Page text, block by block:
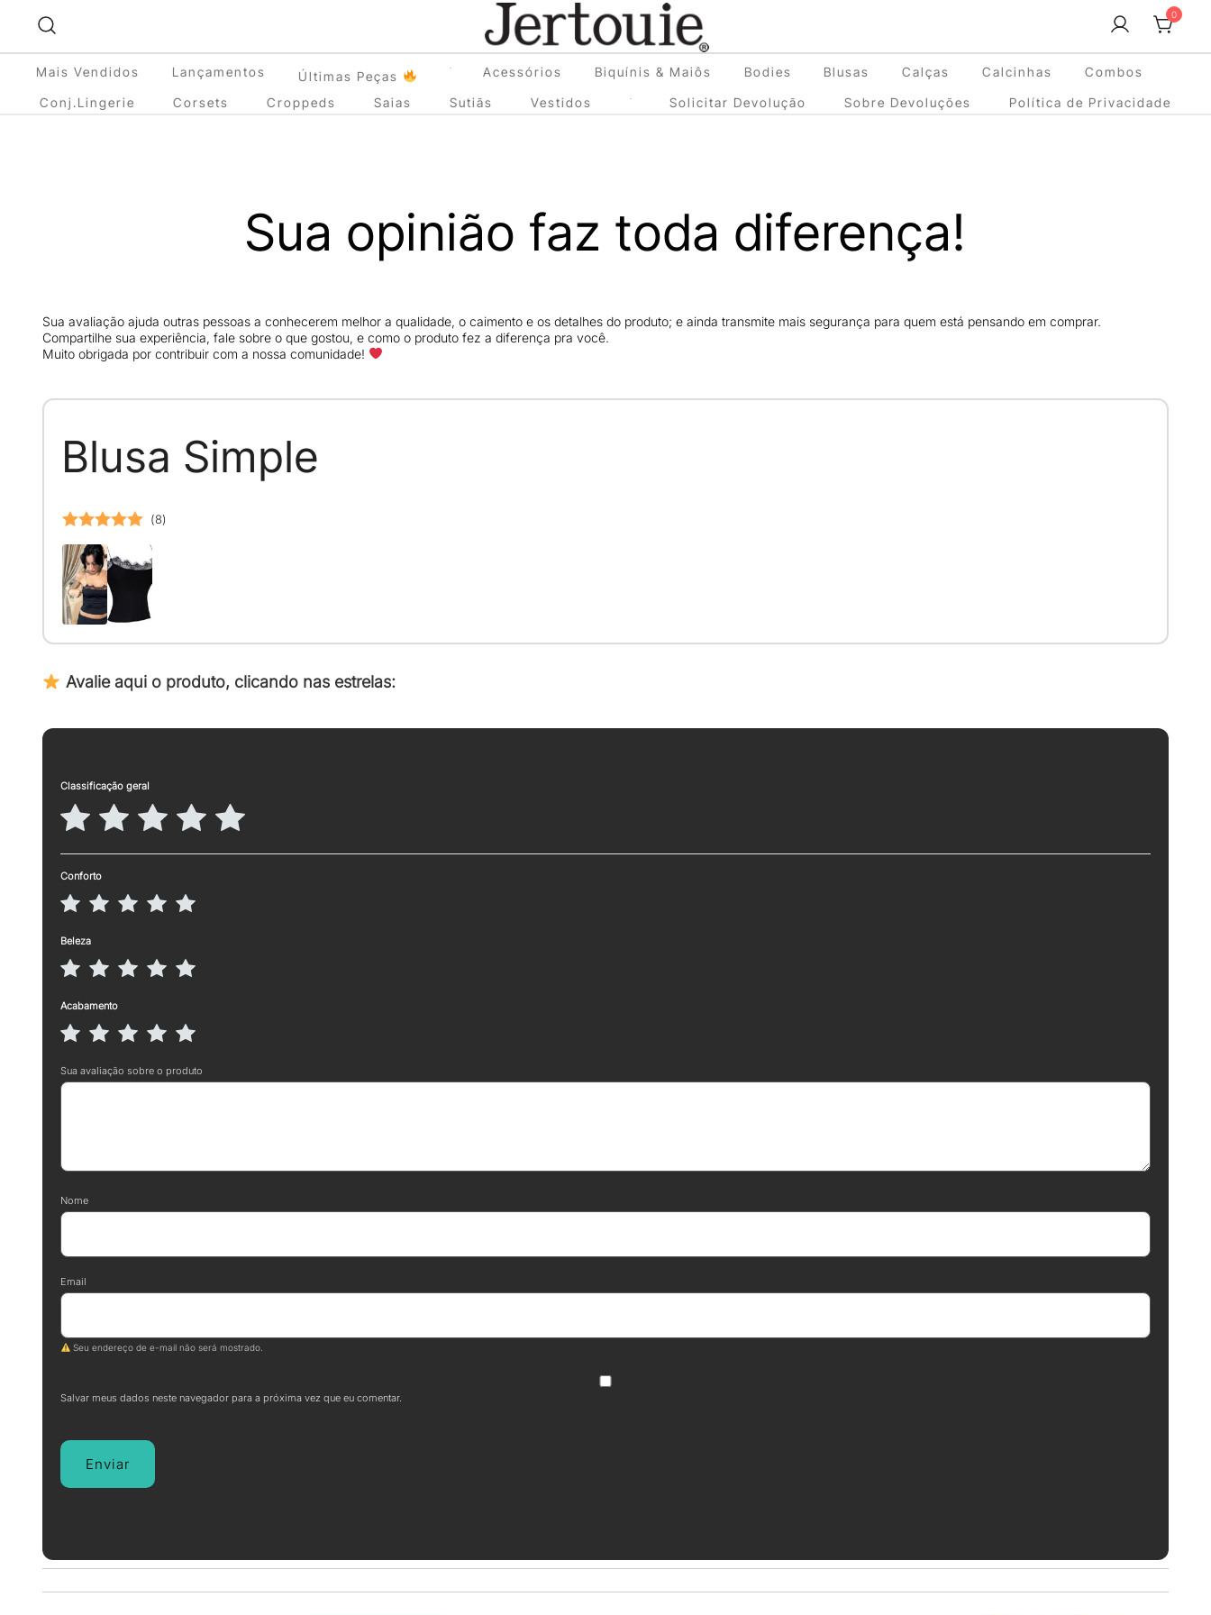
conteúdo
Jertouie
Loja de Roupas Femininas
0
Mais Vendidos Lançamentos Últimas Peças Acessórios Biquínis & Maiôs Bodies Blusas Calças Calcinhas
Combos
Conj.Lingerie
Corsets Croppeds Saias Sutiãs Vestidos Solicitar Devolução Sobre Devoluções Política de Privacidade
Sua opinião faz toda diferença!
Sua avaliação ajuda outras pessoas a conhecerem melhor a qualidade, o caimento e os detalhes do produto; e ainda transmite mais segurança para quem está pensando em comprar.
Compartilhe sua experiência, fale sobre o que gostou, e como o produto fez a diferença pra você.
Muito obrigada por contribuir com a nossa comunidade!
Blusa Simple
Avaliação
de 5
(8)
Avalie aqui o produto, clicando nas estrelas:
Classificação geral
Conforto
Beleza
Acabamento
Sua avaliação sobre o produto
Nome
Email
Seu endereço de e-mail não será mostrado.
Salvar meus dados neste navegador para a próxima vez que eu comentar.